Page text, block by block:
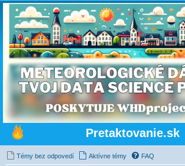
Pretaktovanie.sk
Témy bez odpovedí Aktívne témy FAQ